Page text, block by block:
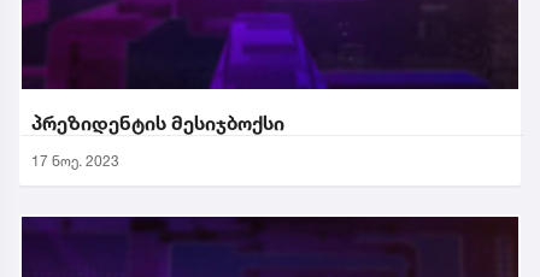
პრეზიდენტის მესიჯბოქსი
17 ნოე. 2023